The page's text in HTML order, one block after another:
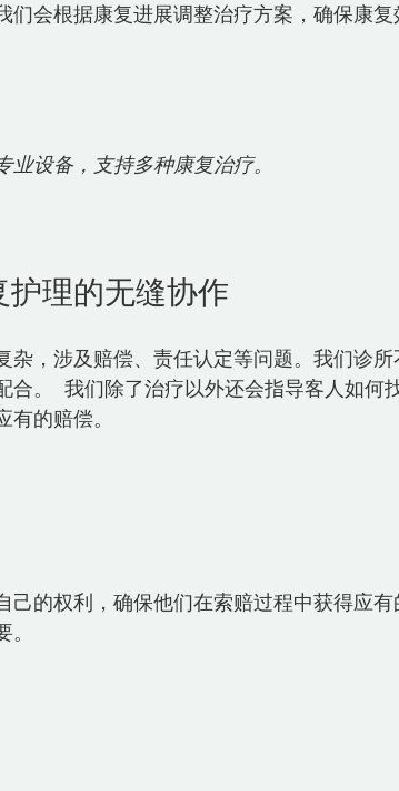
们会根据康复进展调整治疗方案，确保康复
设备，支持多种康复治疗。
理的无缝协作
杂，涉及赔偿、责任认定等问题。我们诊
合。  我们除了治疗以外还会指导客人如何
的赔偿。
己的权利，确保他们在索赔过程中获得应
。